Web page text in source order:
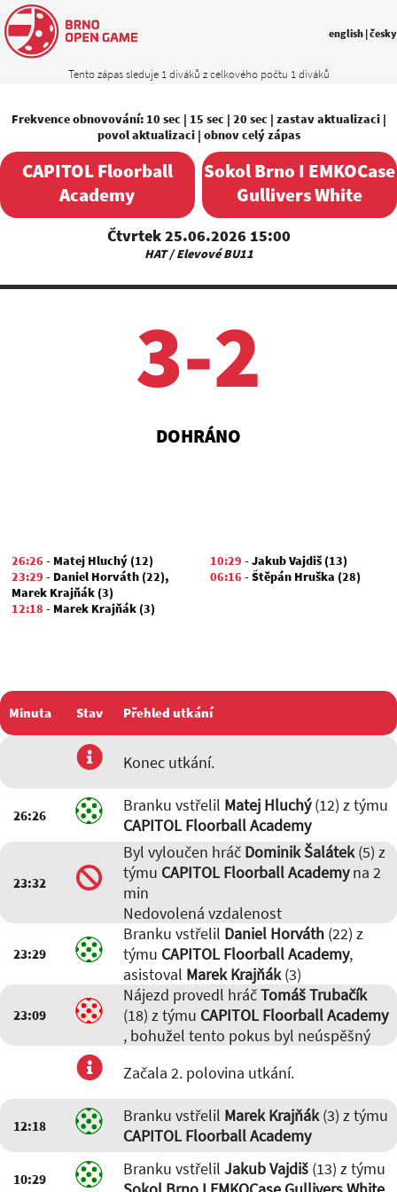
Tento zápas sleduje 1 diváků z celkového počtu 1 diváků
english |česky
Frekvence obnovování: 10 sec | 15 sec | 20 sec | zastav aktualizaci|
povol aktualizaci| obnov celý zápas
CAPITOL Floorball
Academy
Čtvrtek 25.06.2026 15:00
HAT / Elevové BU11
Sokol Brno I EMKOCase
Gullivers White
3-2
DOHRÁNO
26:26 - Matej Hluchý (12)
23:29 - Daniel Horváth (22),
Marek Krajňák (3)
12:18 - Marek Krajňák (3)
10:29 -Jakub Vajdiš (13)
06:16 -Štěpán Hruška (28)
Minuta Stav Přehled utkání
Konec utkání.
26:26 Branku vstřelil Matej Hluchý(12) z týmu
CAPITOL Floorball Academy
23:32
Byl vyloučen hráč Dominik Šalátek(5) z
týmu CAPITOL Floorball Academyna 2
min
Nedovolená vzdalenost
23:29
Branku vstřelil Daniel Horváth(22) z
týmu CAPITOL Floorball Academy,
asistoval Marek Krajňák(3)
23:09
Nájezd provedl hráčTomáš Trubačík
(18) z týmu CAPITOL Floorball Academy
, bohužel tento pokus byl neúspěšný
Začala 2. polovina utkání.
12:18 Branku vstřelil Marek Krajňák(3) z týmu
CAPITOL Floorball Academy
10:29 Branku vstřelil Jakub Vajdiš(13) z týmu